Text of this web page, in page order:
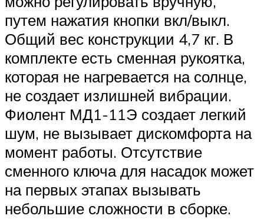
путем нажатия кнопки вкл/выкл.
Общий вес конструкции 4,7 кг. В
комплекте есть сменная рукоятка,
которая не нагревается на солнце,
не создает излишней вибрации.
Фиолент МД1-11Э создает легкий
шум, не вызывает дискомфорта на
момент работы. Отсутствие
сменного ключа для насадок может
на первых этапах вызывать
небольшие сложности в сборке.